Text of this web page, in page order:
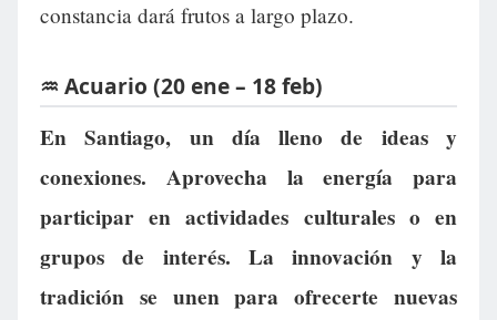
constancia dará frutos a largo plazo.
♒ Acuario (20 ene – 18 feb)
En Santiago, un día lleno de ideas y
conexiones. Aprovecha la energía para
participar en actividades culturales o en
grupos de interés. La innovación y la
tradición se unen para ofrecerte nuevas